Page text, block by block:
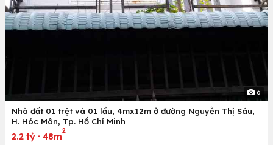
6
Nhà đất 01 trệt và 01 lầu, 4mx12m ở đường Nguyễn Thị Sáu,
H. Hóc Môn, Tp. Hồ Chí Minh
2.2 tỷ · 48m
2